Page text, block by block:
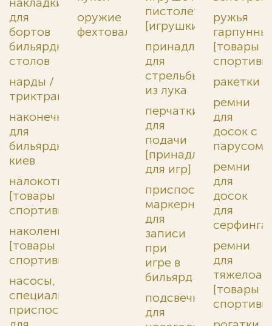
для
бортов
бильярдных
столов
нарды /
триктрак
наконечники
для
бильярдных
киев
налокотники
[товары
спортивные]
наколенники
[товары
спортивные]
насосы,
специально
приспособленные,
оружие
фехтовальное
пистолетов
[игрушки]
принадлежности
для
стрельбы
из лука
перчатки
для
подачи
[принадлежности
для игр]
приспособления
маркерные
для
записи
при
игре в
бильярд
подсвечники
для
ружья
[товары
ракетки
ремни
для
досок с
парусом
ремни
для
досок
для
серфинга
ремни
для
[товары